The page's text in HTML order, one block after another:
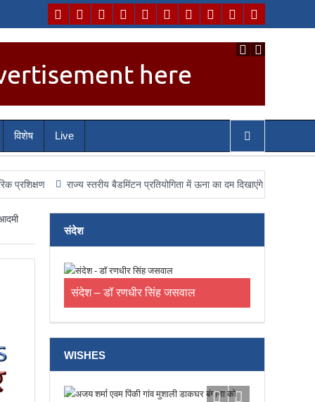
विशेष Live
राज्य स्तरीय बैडमिंटन प्रतियोगिता में ऊना का दम दिखाएंगे चयनित खिलाड़ी, जिला संघ
संदेश
संदेश – डॉ रणधीर सिंह जसवाल
WISHES